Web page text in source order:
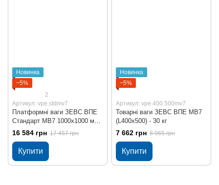
Новинка
−5%
2
Артикул: vpe.stdmv7
Платформні ваги ЗЕВС ВПЕ
Стандарт МВ7 1000x1000 мм
300 кг
16 584 грн 17 457 грн
Купити
Новинка
−5%
Артикул: vpe.400.500mv7
Товарні ваги ЗЕВС ВПЕ МВ7
(L400x500) - 30 кг
7 662 грн 8 065 грн
Купити